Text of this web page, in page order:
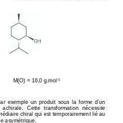
M(O) = 16,0 g.mol -1
  exemple  un  produit  sous  la  forme  d’un
achirale.   Cette   transformation   nécessite
chiral qui est temporairement lié au
asymétrique.